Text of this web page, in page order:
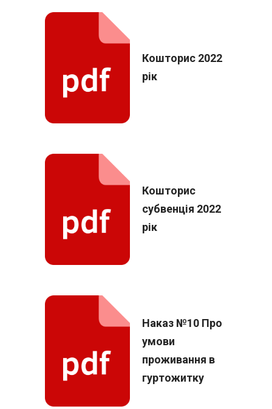
Кошторис 2022
рік
Кошторис
субвенція 2022
рік
Наказ №10 Про
умови
проживання в
гуртожитку